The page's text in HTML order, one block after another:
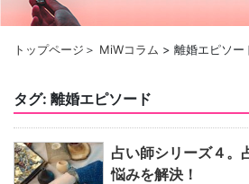
トップページ ＞ MiWコラム > 離婚エピソー
タグ: 離婚エピソード
占い師シリーズ４。
悩みを解決！